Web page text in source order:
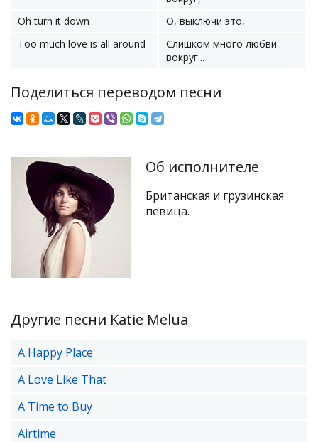
Oh turn it down
О, выключи это,
Too much love is all around
Слишком много любви
вокруг...
Поделиться переводом песни
Об исполнителе
Британская и грузинская
певица.
Другие песни Katie Melua
A Happy Place
A Love Like That
A Time to Buy
Airtime